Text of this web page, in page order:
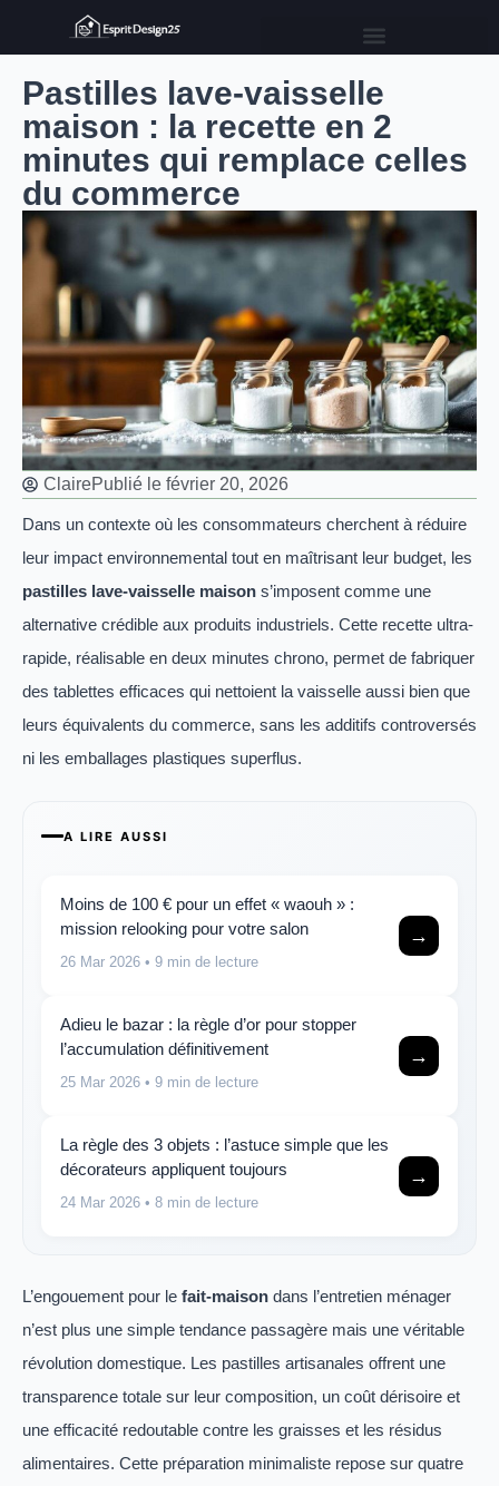
Pastilles lave-vaisselle
maison : la recette en 2
minutes qui remplace celles
du commerce
ClairePublié le février 20, 2026
Dans un contexte où les consommateurs cherchent à réduire
leur impact environnemental tout en maîtrisant leur budget, les
pastilles lave-vaisselle maison s’imposent comme une
alternative crédible aux produits industriels. Cette recette ultra-
rapide, réalisable en deux minutes chrono, permet de fabriquer
des tablettes efficaces qui nettoient la vaisselle aussi bien que
leurs équivalents du commerce, sans les additifs controversés
ni les emballages plastiques superflus.
A LIRE AUSSI
Moins de 100 € pour un effet « waouh » :
mission relooking pour votre salon
26 Mar 2026 • 9 min de lecture
→
Adieu le bazar : la règle d’or pour stopper
l’accumulation définitivement
25 Mar 2026 • 9 min de lecture
→
La règle des 3 objets : l’astuce simple que les
décorateurs appliquent toujours
24 Mar 2026 • 8 min de lecture
→
L’engouement pour le fait-maison dans l’entretien ménager
n’est plus une simple tendance passagère mais une véritable
révolution domestique. Les pastilles artisanales offrent une
transparence totale sur leur composition, un coût dérisoire et
une efficacité redoutable contre les graisses et les résidus
alimentaires. Cette préparation minimaliste repose sur quatre